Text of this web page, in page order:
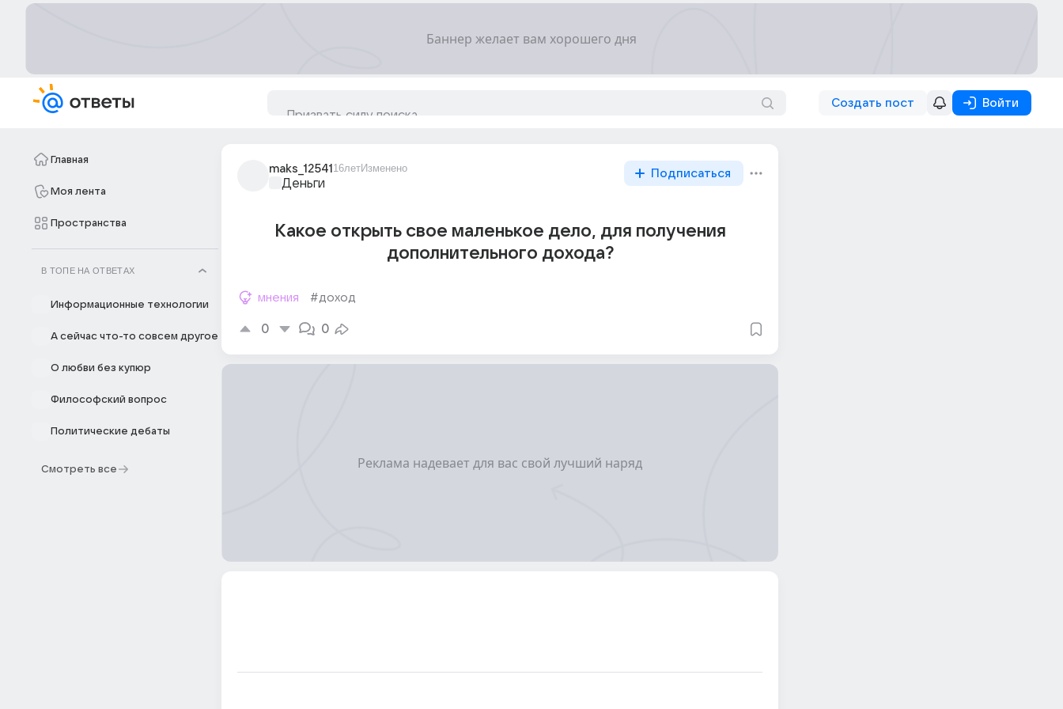
Создать пост Войти
Главная
Моя лента
Пространства
В ТОПЕ НА ОТВЕТАХ
Информационные технологии
А сейчас что-то совсем другое
О любви без купюр
Философский вопрос
Политические дебаты
Смотреть все
maks_12541 16летИзменено
Деньги
Подписаться
Какое открыть свое маленькое дело, для получения
дополнительного дохода?
мнения #доход
0 0